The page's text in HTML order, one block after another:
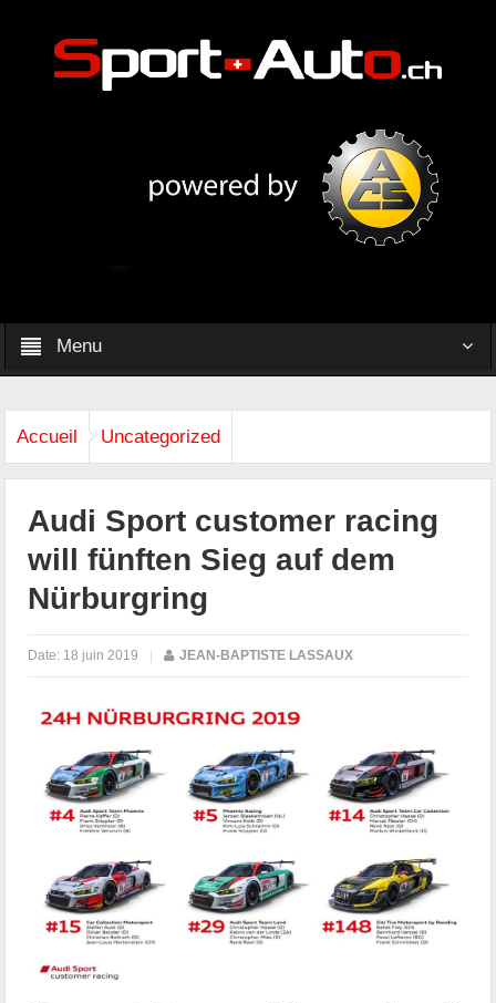
Menu
Accueil Uncategorized
Audi Sport customer racing
will fünften Sieg auf dem
Nürburgring
Date: 18 juin 2019 | JEAN-BAPTISTE LASSAUX